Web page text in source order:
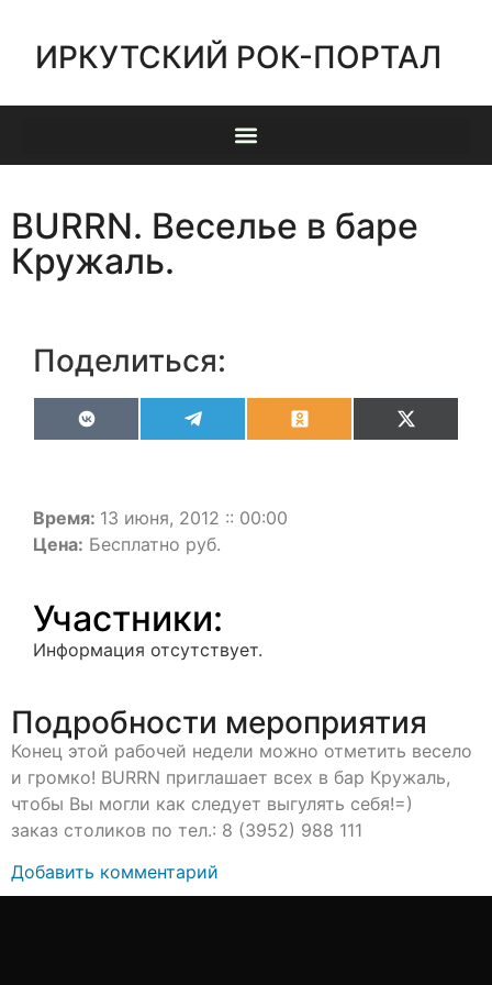
ИРКУТСКИЙ РОК-ПОРТАЛ
BURRN. Веселье в баре
Кружаль.
Поделиться:
VK OdnoklassnikiX
(Twitter)
Время: 13 июня, 2012 :: 00:00
Цена: Бесплатно руб.
Участники:
Информация отсутствует.
Подробности мероприятия
Конец этой рабочей недели можно отметить весело
и громко! BURRN приглашает всех в бар Кружаль,
чтобы Вы могли как следует выгулять себя!=)
заказ столиков по тел.: 8 (3952) 988 111
Добавить комментарий